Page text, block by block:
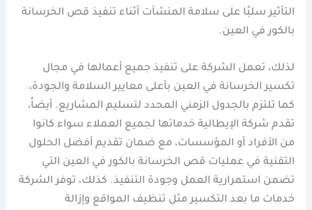
التأثير سلبًا على سلامة المنشآت أثناء تنفيذ قص الخرسانة
بالكور في العين.
لذلك، تعمل الشركة على تنفيذ جميع أعمالها في مجال
تكسير الخرسانة في العين بأعلى معايير السلامة والجودة،
كما تلتزم بالجدول الزمني المحدد لتسليم المشاريع. أيضاً،
تقدم شركة الإيطالية خدماتها لجميع العملاء سواء كانوا
من الأفراد أو المؤسسات، مع ضمان تقديم أفضل الحلول
التقنية في عمليات قص الخرسانة بالكور في العين التي
تضمن استمرارية العمل وجودة التنفيذ. كذلك، توفر الشركة
خدمات ما بعد التكسير مثل تنظيف المواقع وإزالة